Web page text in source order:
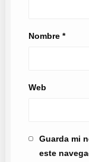
Nombre *
Web
Guarda mi
este